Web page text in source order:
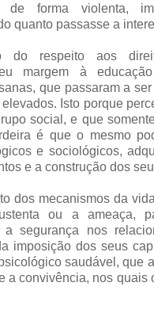
de forma violenta,
quanto passasse a
do respeito aos
margem à
que passaram a
Isto porque
social, e que
é que o mesmo
e sociológicos,
e a construção dos
dos mecanismos da
ou a ameaça,
a segurança nos
imposição dos seus
saudável, que
a convivência, nos quais